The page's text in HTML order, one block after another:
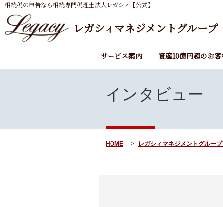
相続税の申告なら相続専門税理士法人レガシィ【公式】
レガシィマネジメントグループ
サービス案内 資産10億円超のお客
インタビュー
HOME レガシィマネジメントグルー